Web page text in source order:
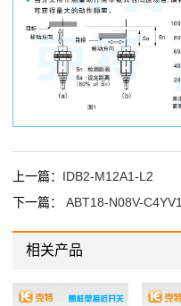
上一篇： IDB2-M12A1-L2
下一篇： ABT18-N08V-C4YV1
相关产品